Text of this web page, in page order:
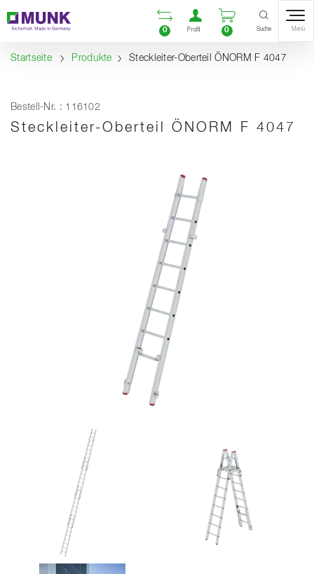
Inhalt
Inhaltsverzeichnis
Navigation Vergleichsliste öffnen
0
Benutzerkonto
Profil
Warenkorb
0 Suche Menü
Startseite Produkte Steckleiter-Oberteil ÖNORM F 4047
Bestell-Nr. : 116102
Steckleiter-Oberteil ÖNORM F 4047